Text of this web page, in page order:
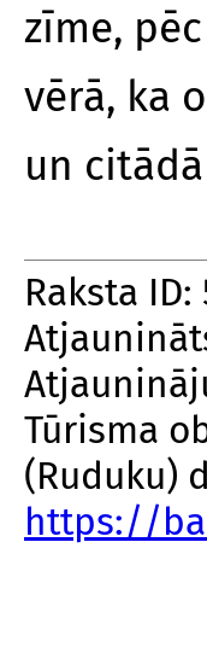
zīme,
vērā, ka
un
Raksta ID:
Tūrisma
(Ruduku)
https://